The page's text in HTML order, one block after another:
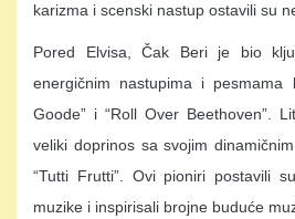
karizma i scenski nastup ostavili su
Pored Elvisa, Čak Beri je bio
energičnim nastupima i pesmama
Goode” i “Roll Over Beethoven”.
veliki doprinos sa svojim
“Tutti Frutti”. Ovi pioniri postavili
muzike i inspirisali brojne buduće